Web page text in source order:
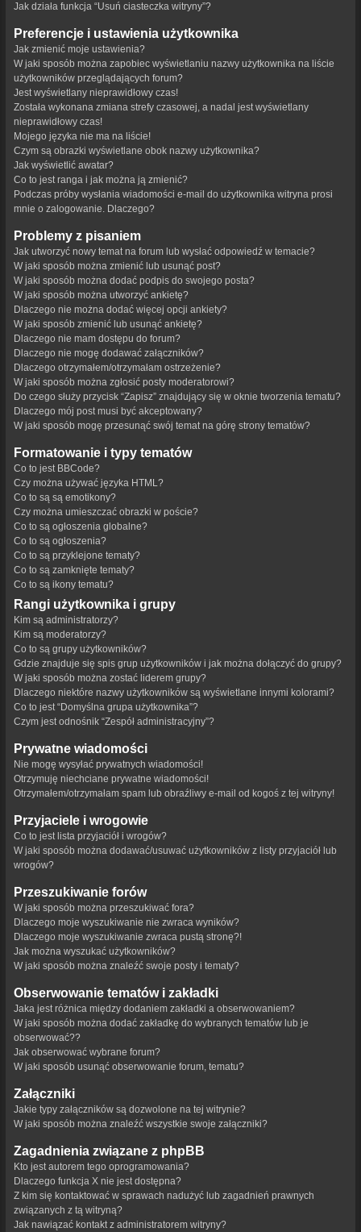
Jak działa funkcja “Usuń ciasteczka witryny”?
Preferencje i ustawienia użytkownika
Jak zmienić moje ustawienia?
W jaki sposób można zapobiec wyświetlaniu nazwy użytkownika na liście
użytkowników przeglądających forum?
Jest wyświetlany nieprawidłowy czas!
Została wykonana zmiana strefy czasowej, a nadal jest wyświetlany
nieprawidłowy czas!
Mojego języka nie ma na liście!
Czym są obrazki wyświetlane obok nazwy użytkownika?
Jak wyświetlić awatar?
Co to jest ranga i jak można ją zmienić?
Podczas próby wysłania wiadomości e-mail do użytkownika witryna prosi
mnie o zalogowanie. Dlaczego?
Problemy z pisaniem
Jak utworzyć nowy temat na forum lub wysłać odpowiedź w temacie?
W jaki sposób można zmienić lub usunąć post?
W jaki sposób można dodać podpis do swojego posta?
W jaki sposób można utworzyć ankietę?
Dlaczego nie można dodać więcej opcji ankiety?
W jaki sposób zmienić lub usunąć ankietę?
Dlaczego nie mam dostępu do forum?
Dlaczego nie mogę dodawać załączników?
Dlaczego otrzymałem/otrzymałam ostrzeżenie?
W jaki sposób można zgłosić posty moderatorowi?
Do czego służy przycisk “Zapisz” znajdujący się w oknie tworzenia tematu?
Dlaczego mój post musi być akceptowany?
W jaki sposób mogę przesunąć swój temat na górę strony tematów?
Formatowanie i typy tematów
Co to jest BBCode?
Czy można używać języka HTML?
Co to są są emotikony?
Czy można umieszczać obrazki w poście?
Co to są ogłoszenia globalne?
Co to są ogłoszenia?
Co to są przyklejone tematy?
Co to są zamknięte tematy?
Co to są ikony tematu?
Rangi użytkownika i grupy
Kim są administratorzy?
Kim są moderatorzy?
Co to są grupy użytkowników?
Gdzie znajduje się spis grup użytkowników i jak można dołączyć do grupy?
W jaki sposób można zostać liderem grupy?
Dlaczego niektóre nazwy użytkowników są wyświetlane innymi kolorami?
Co to jest “Domyślna grupa użytkownika”?
Czym jest odnośnik “Zespół administracyjny”?
Prywatne wiadomości
Nie mogę wysyłać prywatnych wiadomości!
Otrzymuję niechciane prywatne wiadomości!
Otrzymałem/otrzymałam spam lub obraźliwy e-mail od kogoś z tej witryny!
Przyjaciele i wrogowie
Co to jest lista przyjaciół i wrogów?
W jaki sposób można dodawać/usuwać użytkowników z listy przyjaciół lub
wrogów?
Przeszukiwanie forów
W jaki sposób można przeszukiwać fora?
Dlaczego moje wyszukiwanie nie zwraca wyników?
Dlaczego moje wyszukiwanie zwraca pustą stronę?!
Jak można wyszukać użytkowników?
W jaki sposób można znaleźć swoje posty i tematy?
Obserwowanie tematów i zakładki
Jaka jest różnica między dodaniem zakładki a obserwowaniem?
W jaki sposób można dodać zakładkę do wybranych tematów lub je
obserwować??
Jak obserwować wybrane forum?
W jaki sposób usunąć obserwowanie forum, tematu?
Załączniki
Jakie typy załączników są dozwolone na tej witrynie?
W jaki sposób można znaleźć wszystkie swoje załączniki?
Zagadnienia związane z phpBB
Kto jest autorem tego oprogramowania?
Dlaczego funkcja X nie jest dostępna?
Z kim się kontaktować w sprawach nadużyć lub zagadnień prawnych
związanych z tą witryną?
Jak nawiązać kontakt z administratorem witryny?